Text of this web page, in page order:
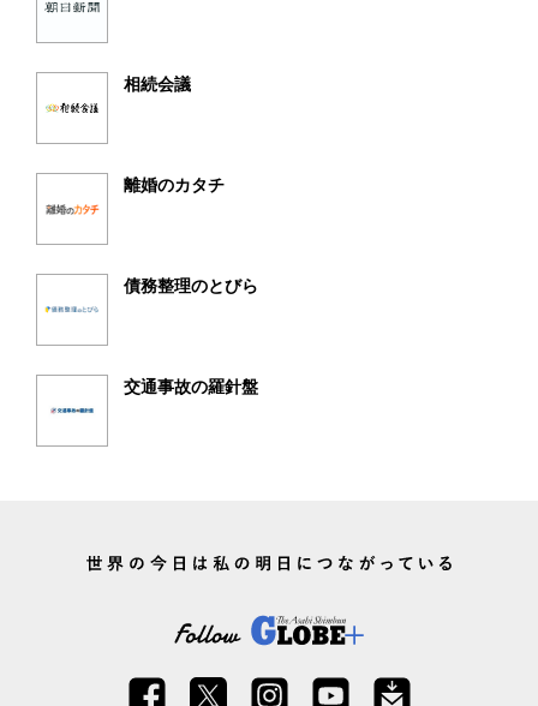
相続会議
離婚のカタチ
債務整理のとびら
交通事故の羅針盤